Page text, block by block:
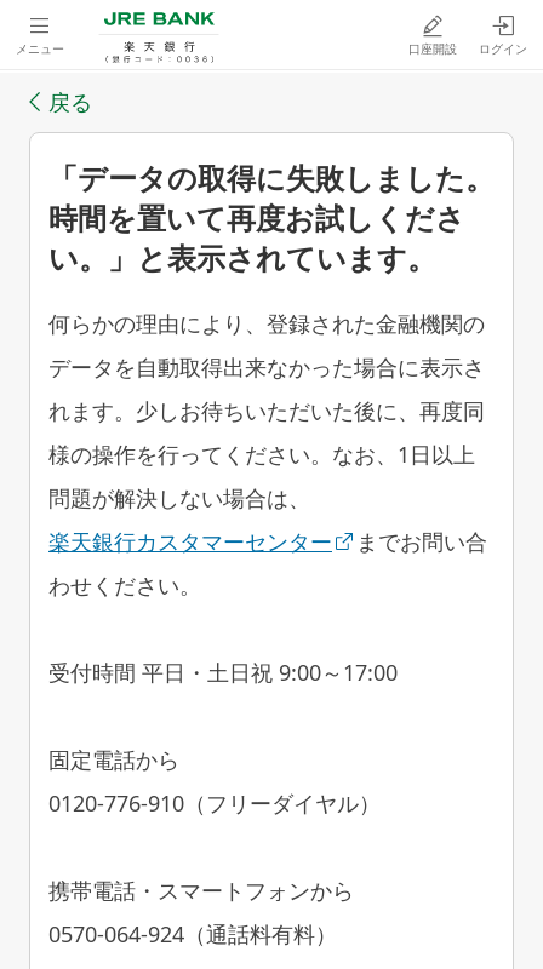
メニュー 口座開設 ログイン
戻る
「データの取得に失敗しました。
時間を置いて再度お試しくださ
い。」と表示されています。
何らかの理由により、登録された金融機関の
データを自動取得出来なかった場合に表示さ
れます。少しお待ちいただいた後に、再度同
様の操作を行ってください。なお、1日以上
問題が解決しない場合は、
楽天銀行カスタマーセンター
までお問い合
わせください。
受付時間 平日・土日祝 9:00～17:00
固定電話から
0120-776-910（フリーダイヤル）
携帯電話・スマートフォンから
0570-064-924（通話料有料）